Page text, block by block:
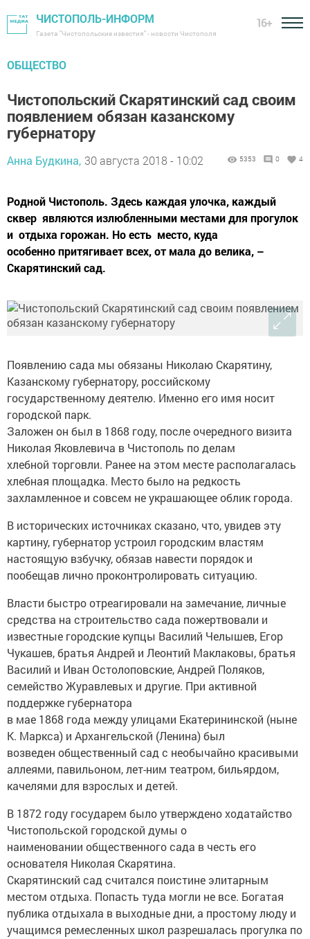
ЧИСТОПОЛЬ-ИНФОРМ
Газета "Чистопольские известия" - новости Чистополя
16+
ОБЩЕСТВО
Чистопольский Скарятинский сад своим
появлением обязан казанскому
губернатору
Анна Будкина, 30 августа 2018 - 10:02 5353 0 4
Родной Чистополь. Здесь каждая улочка, каждый
сквер являются излюбленными местами для прогулок
и отдыха горожан. Но есть место, куда
особенно притягивает всех, от мала до велика, –
Скарятинский сад.
Появлению сада мы обязаны Николаю Скарятину,
Казанскому губернатору, российскому
государственному деятелю. Именно его имя носит
городской парк.
Заложен он был в 1868 году, после очередного визита
Николая Яковлевича в Чистополь по делам
хлебной торговли. Ранее на этом месте располагалась
хлебная площадка. Место было на редкость
захламленное и совсем не украшающее облик города.
В исторических источниках сказано, что, увидев эту
картину, губернатор устроил городским властям
настоящую взбучку, обязав навести порядок и
пообещав лично проконтролировать ситуацию.
Власти быстро отреагировали на замечание, личные
средства на строительство сада пожертвовали и
известные городские купцы Василий Челышев, Егор
Чукашев, братья Андрей и Леонтий Маклаковы, братья
Василий и Иван Остолоповские, Андрей Поляков,
семейство Журавлевых и другие. При активной
поддержке губернатора
в мае 1868 года между улицами Екатерининской (ныне
К. Маркса) и Архангельской (Ленина) был
возведен общественный сад с необычайно красивыми
аллеями, павильоном, лет-ним театром, бильярдом,
качелями для взрослых и детей.
В 1872 году государем было утверждено ходатайство
Чистопольской городской думы о
наименовании общественного сада в честь его
основателя Николая Скарятина.
Скарятинский сад считался поистине элитарным
местом отдыха. Попасть туда могли не все. Богатая
публика отдыхала в выходные дни, а простому люду и
учащимся ремесленных школ разрешалась прогулка по